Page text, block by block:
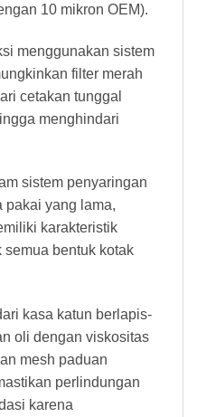
10 mikron OEM).
menggunakan sistem
filter merah
cetakan tunggal
menghindari
sistem penyaringan
pakai yang lama,
karakteristik
bentuk kotak
kasa katun berlapis-
oli dengan viskositas
mesh paduan
perlindungan
karena